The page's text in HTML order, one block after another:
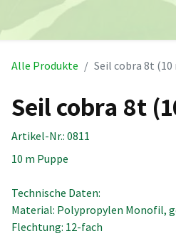
Alle Produkte Seil cobra 8t (10
Seil cobra 8t
Artikel-Nr.: 0811
10 m Puppe
Technische Daten:
Material: Polypropylen Monofil,
Flechtung: 12-fach